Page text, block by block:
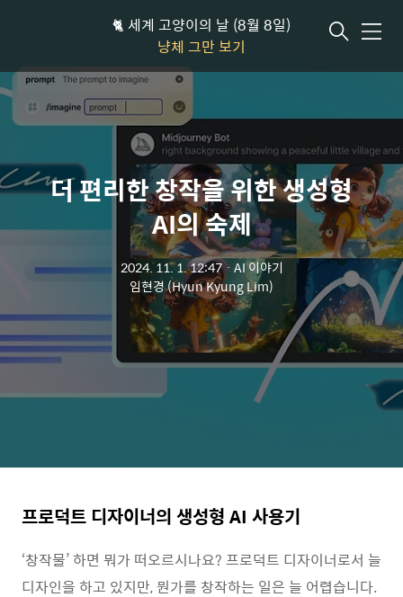
🐈 세계 고양이의 날 (8월 8일)
냥체 그만 보기
메뉴
더 편리한 창작을 위한 생성형
AI의 숙제
2024. 11. 1. 12:47ㆍ AI 이야기
임현경 (Hyun Kyung Lim)
프로덕트 디자이너의 생성형 AI 사용기
‘창작물’ 하면 뭐가 떠오르시나요? 프로덕트 디자이너로서 늘
디자인을 하고 있지만, 뭔가를 창작하는 일은 늘 어렵습니다.